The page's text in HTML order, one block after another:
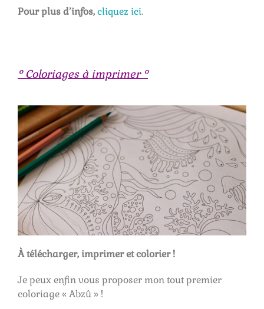
Pour plus d’infos,cliquez ici.
° Coloriages à imprimer °
À télécharger, imprimer et colorier !
Je peux enfin vous proposer mon tout premier
coloriage « Abzû » !